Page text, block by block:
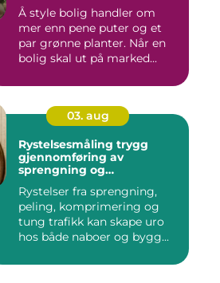
Å style bolig handler om
mer enn pene puter og et
par grønne planter. Når en
bolig skal ut på marked...
03. aug
Rystelsesmåling trygg
gjennomføring av
sprengning og
Rystelser fra sprengning,
peling, komprimering og
tung trafikk kan skape uro
hos både naboer og bygg...